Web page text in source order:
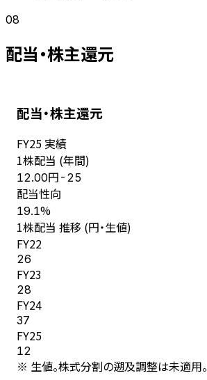
08
配当・株主還元
配当・株主還元
FY25 実績
1株配当 (年間)
12.00円 -25
配当性向
19.1%
1株配当 推移 (円・生値)
FY22
26
FY23
28
FY24
37
FY25
12
※ 生値。株式分割の遡及調整は未適用。